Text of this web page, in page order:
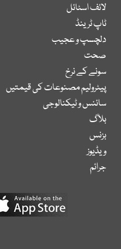
لائف اسٹائل
ٹاپ ٹرینڈ
دلچسپ و عجیب
صحت
سونے کے نرخ
پیٹرولیم مصنوعات کی قیمتیں
سائنس و ٹیکنالوجی
بلاگ
بزنس
ویڈیوز
جرائم